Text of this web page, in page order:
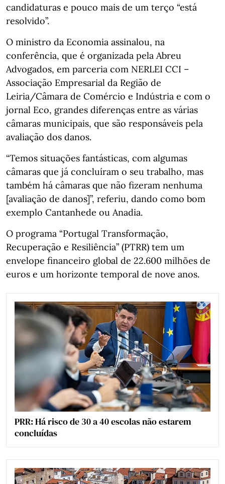
candidaturas e pouco mais de um terço “está
resolvido”.
O ministro da Economia assinalou, na
conferência, que é organizada pela Abreu
Advogados, em parceria com NERLEI CCI –
Associação Empresarial da Região de
Leiria/Câmara de Comércio e Indústria e com o
jornal Eco, grandes diferenças entre as várias
câmaras municipais, que são responsáveis pela
avaliação dos danos.
“Temos situações fantásticas, com algumas
câmaras que já concluíram o seu trabalho, mas
também há câmaras que não fizeram nenhuma
[avaliação de danos]”, referiu, dando como bom
exemplo Cantanhede ou Anadia.
O programa “Portugal Transformação,
Recuperação e Resiliência” (PTRR) tem um
envelope financeiro global de 22.600 milhões de
euros e um horizonte temporal de nove anos.
PRR: Há risco de 30 a 40 escolas não estarem
concluídas